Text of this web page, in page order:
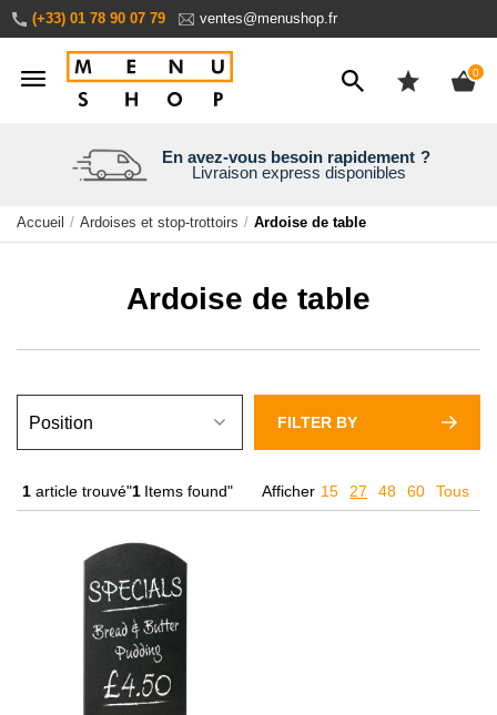
au
contenu
(+33) 01 78 90 07 79 ventes@menushop.fr
0
Personnalisez en ligne
Aperçu en temps réel
Une entreprise familiale
30 ans d’expérience
Nous expédions dans le monde entier
Demandez un devis
En avez-vous besoin rapidement ?
Livraison express disponibles
Accueil Ardoises et stop-trottoirs Ardoise de table
Ardoise de table
1 article trouvé"1 Items found" Afficher 15 27 48 60 Tous
FILTER BY